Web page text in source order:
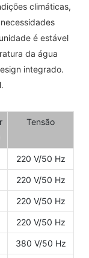
climáticas,
é estável
da água
integrado.
Tensão
220 V/50 Hz
220 V/50 Hz
220 V/50 Hz
220 V/50 Hz
380 V/50 Hz